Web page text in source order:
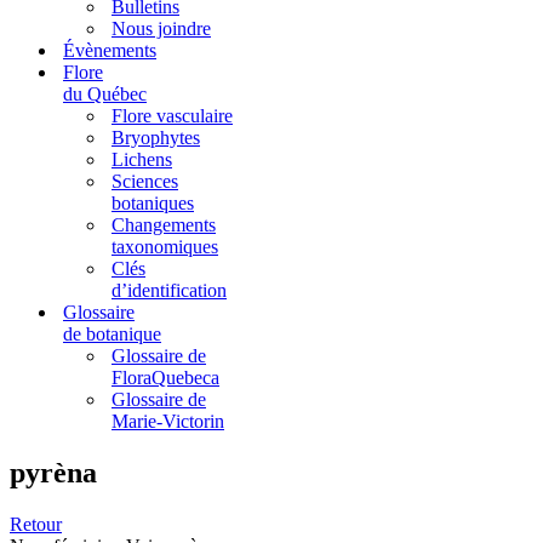
Bulletins
Nous joindre
Évènements
Flore
du Québec
Flore vasculaire
Bryophytes
Lichens
Sciences
botaniques
Changements
taxonomiques
Clés
d’identification
Glossaire
de botanique
Glossaire de
FloraQuebeca
Glossaire de
Marie-Victorin
pyrèna
Retour